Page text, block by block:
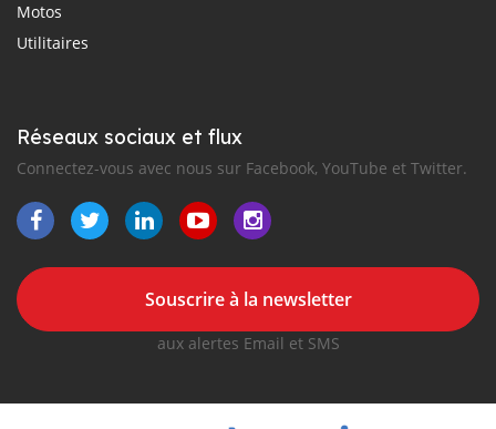
Motos
Utilitaires
Réseaux sociaux et flux
Connectez-vous avec nous sur Facebook, YouTube et Twitter.
Souscrire à la newsletter
aux alertes Email et SMS